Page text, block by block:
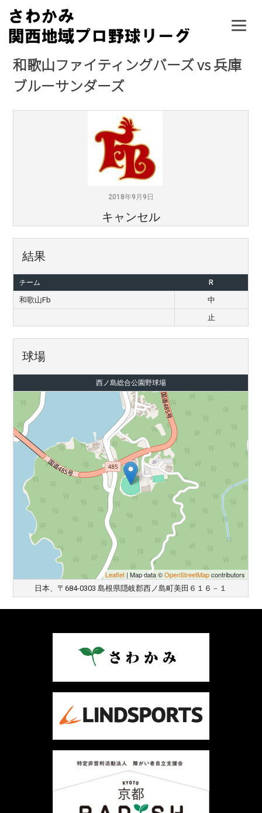
Skip
content
和歌山ファイティングバーズ vs 兵庫
ブルーサンダーズ
2018年9月9日
キャンセル
結果
チーム R
和歌山Fb
中
止
球場
西ノ島総合公園野球場
Leaflet | Map data ©OpenStreetMapcontributors
日本、〒684-0303 島根県隠岐郡西ノ島町美田６１６－１